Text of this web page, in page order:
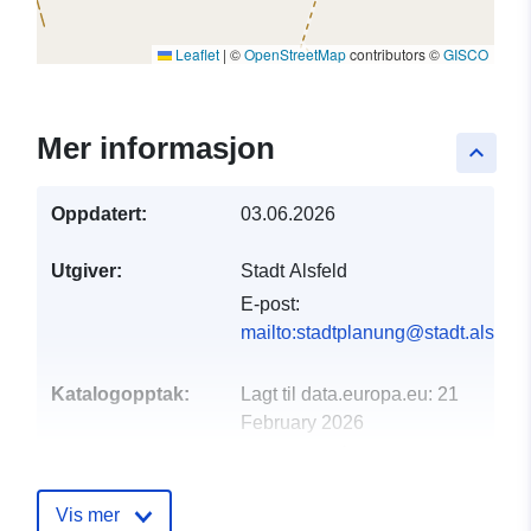
Leaflet | ©OpenStreetMapcontributors ©GISCO
keyboard_arrow_up
Mer informasjon
Oppdatert: 03.06.2026
Utgiver:
Stadt Alsfeld
E-post:
Katalogopptak: Lagt til data.europa.eu: 21
February 2026
Vis mer